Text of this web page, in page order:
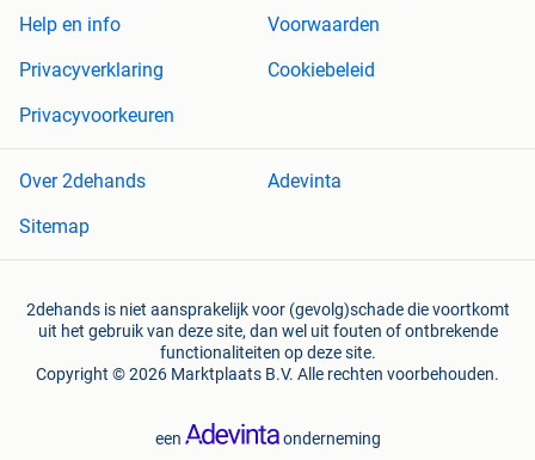
Help en info
Voorwaarden
Privacyverklaring
Cookiebeleid
Privacyvoorkeuren
Over 2dehands
Adevinta
Sitemap
2dehands is niet aansprakelijk voor (gevolg)schade die voortkomt
uit het gebruik van deze site, dan wel uit fouten of ontbrekende
functionaliteiten op deze site.
Copyright © 2026 Marktplaats B.V. Alle rechten voorbehouden.
een onderneming